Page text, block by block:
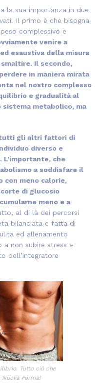
la sua importanza in due
Il primo è che bisogna
complessivo è
venire a
esaustiva della misura
Il secondo,
in maniera mirata
nel nostro complesso
e gradualità al
metabolico, ma
tutti gli altri fattori di
diverso e
che
a soddisfare il
con meno calorie,
di glucosio
meno e a
al di là dei percorsi
bilanciata e fatta di
ed allenamento
a non subire stress e
dell’integratore
Tutto ciò che
Forma!